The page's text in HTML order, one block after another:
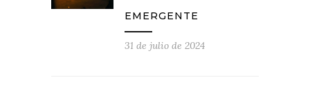
EMERGENTE
31 de julio de 2024